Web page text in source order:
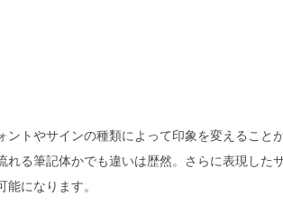
トやサインの種類によって印象を変えること
る筆記体かでも違いは歴然。さらに表現した
になります。